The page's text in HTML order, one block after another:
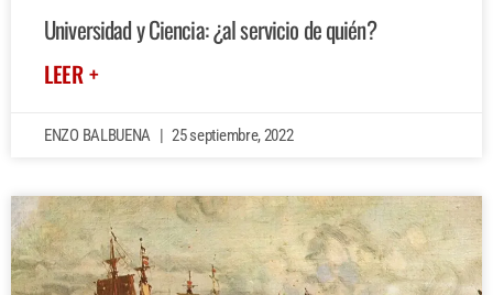
Universidad y Ciencia: ¿al servicio de quién?
LEER +
ENZO BALBUENA 25 septiembre, 2022